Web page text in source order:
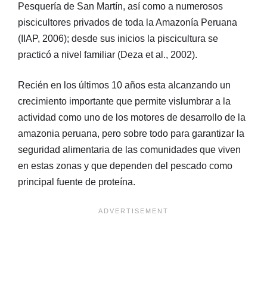
Pesquería de San Martín, así como a numerosos
piscicultores privados de toda la Amazonía Peruana
(IIAP, 2006); desde sus inicios la piscicultura se
practicó a nivel familiar (Deza et al., 2002).
Recién en los últimos 10 años esta alcanzando un
crecimiento importante que permite vislumbrar a la
actividad como uno de los motores de desarrollo de la
amazonia peruana, pero sobre todo para garantizar la
seguridad alimentaria de las comunidades que viven
en estas zonas y que dependen del pescado como
principal fuente de proteína.